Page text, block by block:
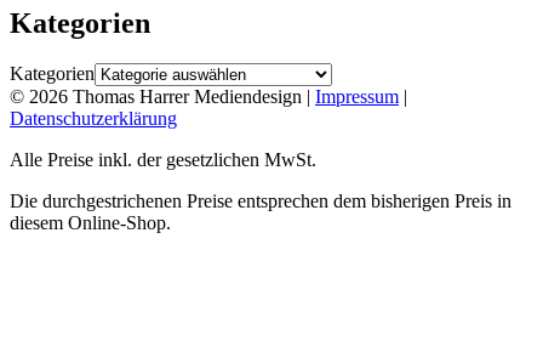
Kategorien
Kategorien
© 2026 Thomas Harrer Mediendesign | Impressum |
Datenschutzerklärung
Alle Preise inkl. der gesetzlichen MwSt.
Die durchgestrichenen Preise entsprechen dem bisherigen Preis in
diesem Online-Shop.